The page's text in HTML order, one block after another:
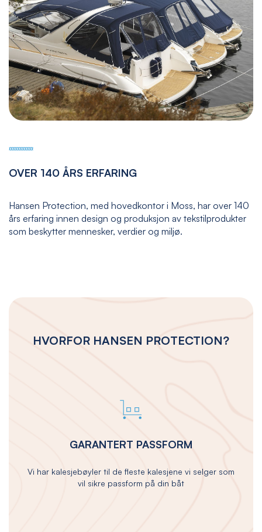
OVER 140 ÅRS ERFARING
Hansen Protection, med hovedkontor i Moss, har over 140
års erfaring innen design og produksjon av tekstilprodukter
som beskytter mennesker, verdier og miljø.
HVORFOR HANSEN PROTECTION?
GARANTERT PASSFORM
Vi har kalesjebøyler til de fleste kalesjene vi selger som
vil sikre passform på din båt